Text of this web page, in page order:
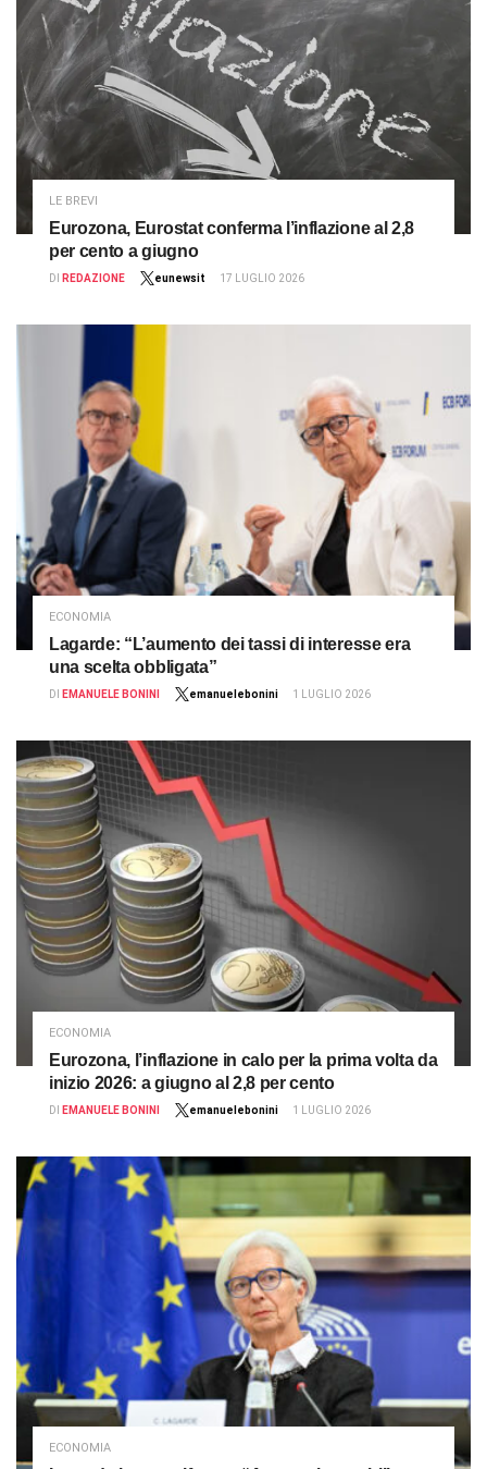
LE BREVI
Eurozona, Eurostat conferma l’inflazione al 2,8
per cento a giugno
DI REDAZIONE eunewsit 17 LUGLIO 2026
ECONOMIA
Lagarde: “L’aumento dei tassi di interesse era
una scelta obbligata”
DI EMANUELE BONINI emanuelebonini 1 LUGLIO 2026
ECONOMIA
Eurozona, l’inflazione in calo per la prima volta da
inizio 2026: a giugno al 2,8 per cento
DI EMANUELE BONINI emanuelebonini 1 LUGLIO 2026
ECONOMIA